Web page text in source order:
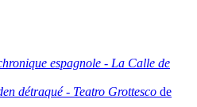
espagnole - La Calle de
détraqué - Teatro Grottesco de